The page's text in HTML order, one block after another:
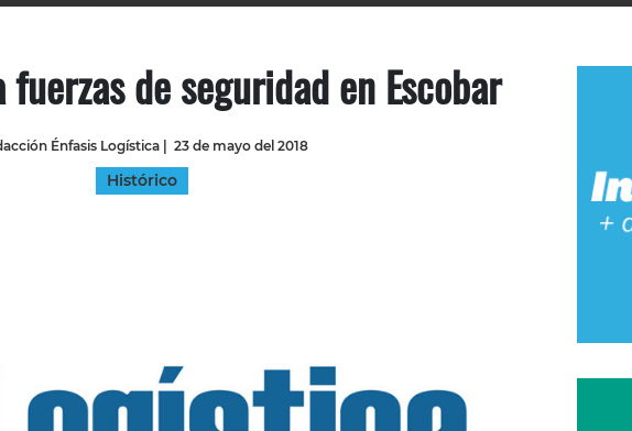
Email Marketing
de seguridad en Escobar
Énfasis Logística| 23 de mayo del 2018
Histórico